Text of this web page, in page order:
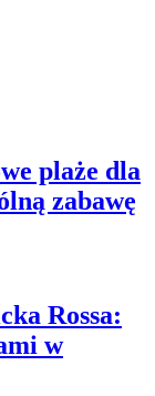
plaże dla
zabawę
Rossa:
w